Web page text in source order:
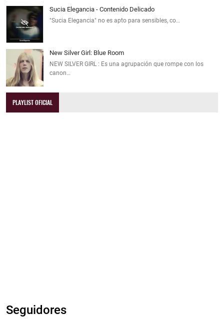
Sucia Elegancia - Contenido Delicado
"Sucia Elegancia" no es apto para sensibles, co…
New Silver Girl: Blue Room
NEW SILVER GIRL : Es una agrupación que rompe con los
canon…
PLAYLIST OFICIAL
Seguidores